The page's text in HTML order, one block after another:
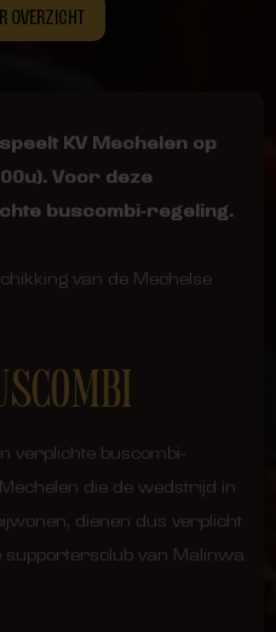
OVERZICHT
KV Mechelen op
Voor deze
buscombi-regeling.
van de Mechelse
verplichte buscombi-
die de wedstrijd in
dienen dus verplicht
supportersclub van Malinwa